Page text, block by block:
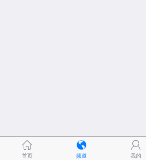
首页 频道 我的